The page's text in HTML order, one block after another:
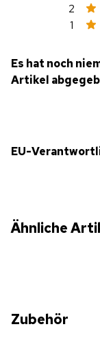
2
1
Es hat noch
Artikel
EU-
Ähnliche
Zubehör